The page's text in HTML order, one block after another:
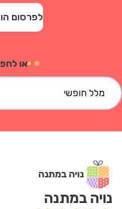
לפרסום
או
מלל חופשי
נויה במתנה
נויה במתנה